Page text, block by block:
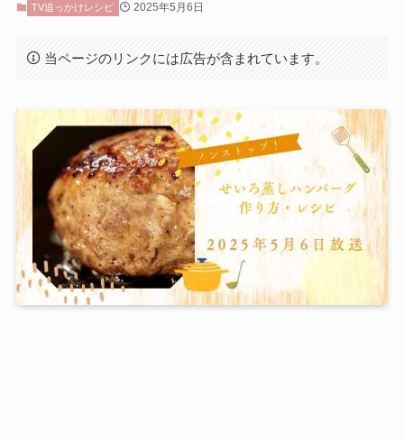
TV追っかけレシピ 2025年5月6日
当ページのリンクには広告が含まれています。